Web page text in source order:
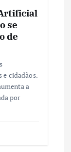
se
de
e cidadãos.
a
por